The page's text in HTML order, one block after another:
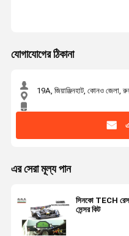
যোগাযোগের ঠিকানা
19A, জিয়াঞ্জিনহাট, কোনও জেলা,
এর সেরা মূল্য পান
সিনকো TECH রেস
সেন্সর কিট